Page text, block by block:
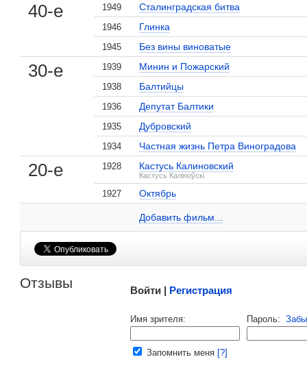
40-е 1949 Сталинградская битва
1946 Глинка
1945 Без вины виноватые
30-е 1939 Минин и Пожарский
1938 Балтийцы
1936 Депутат Балтики
1935 Дубровский
1934 Частная жизнь Петра Виноградова
20-е 1928 Кастусь Калиновский
Кастусь Каліноўскі
1927 Октябрь
Добавить фильм...
Борис Ливанов на сайте Кино-Театр.ru
Отзывы
, поделитесь своим мнением
Войти | Регистрация
Имя зрителя: Пароль:
Запомнить меня [?]